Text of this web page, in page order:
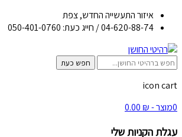
איזור התעשייה החדש, צפת
04-620-88-74 / חייג כעת: 050-401-0760
חפש כעת
icon cart
0מוצר - 0.00 ₪
עגלת הקניות שלי